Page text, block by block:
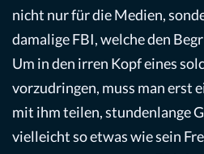
nicht nur für die Medien,
damalige FBI, welche den
Um in den irren Kopf eines
vorzudringen, muss man erst
mit ihm teilen, stundenlange
vielleicht so etwas wie sein